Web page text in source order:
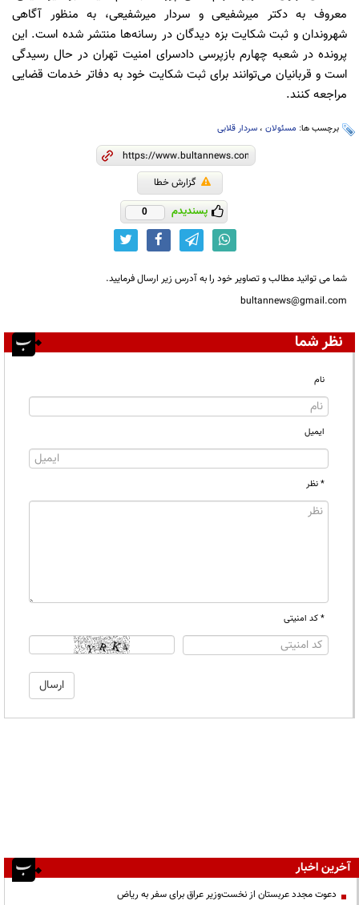
معروف به دکتر میرشفیعی و سردار میرشفیعی، به منظور آگاهی
شهروندان و ثبت شکایت بزه‌ دیدگان در رسانه‌ها منتشر شده است. این
پرونده در شعبه چهارم بازپرسی دادسرای امنیت تهران در حال رسیدگی
است و قربانیان می‌توانند برای ثبت شکایت خود به دفاتر خدمات قضایی
مراجعه کنند.
برچسب ها: مسئولان ، سردار قلابی
گزارش خطا
پسندیدم 0
شما می توانید مطالب و تصاویر خود را به آدرس زیر ارسال فرمایید.
bultannews@gmail.com
نظر شما
نام
ایمیل
* نظر
* کد امنیتی
آخرین اخبار
دعوت مجدد عربستان از نخست‌وزیر عراق برای سفر به ریاض